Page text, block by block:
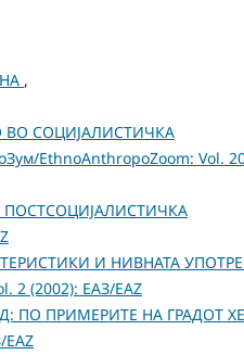
,
ВО СОЦИЈАЛИСТИЧКА
EthnoAnthropoZoom: Vol.
И НИВНАТА
2 (2002): ЕАЗ/EAZ
ПРИМЕРИТЕ НА ГРАДОТ